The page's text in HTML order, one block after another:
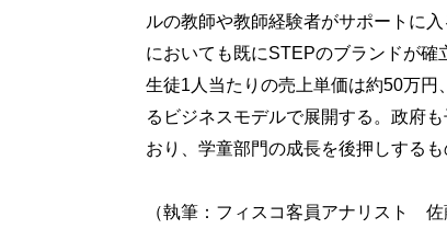
ルの教師や教師経験者がサポートに
においても既にSTEPのブランドが確
生徒1人当たりの売上単価は約50万
るビジネスモデルで展開する。政府
おり、学童部門の成長を後押しするも
（執筆：フィスコ客員アナリスト 佐